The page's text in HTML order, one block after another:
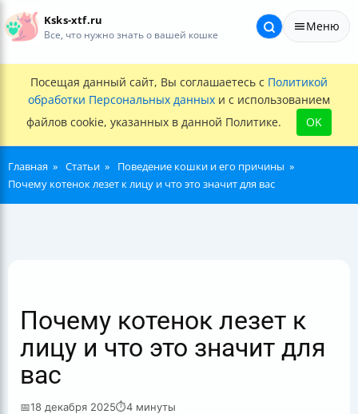
Ksks-xtf.ru
Все, что нужно знать о вашей кошке
Меню
Посещая данный сайт, Вы соглашаетесь с Политикой
обработки Персональных данных и с использованием
файлов cookie, указанных в данной Политике.
OK
Главная Статьи
Поведение кошки и его причины
Почему котенок лезет к лицу и что это значит для вас
Почему котенок лезет к
лицу и что это значит для
вас
📅18 декабря 2025⏱4 минуты